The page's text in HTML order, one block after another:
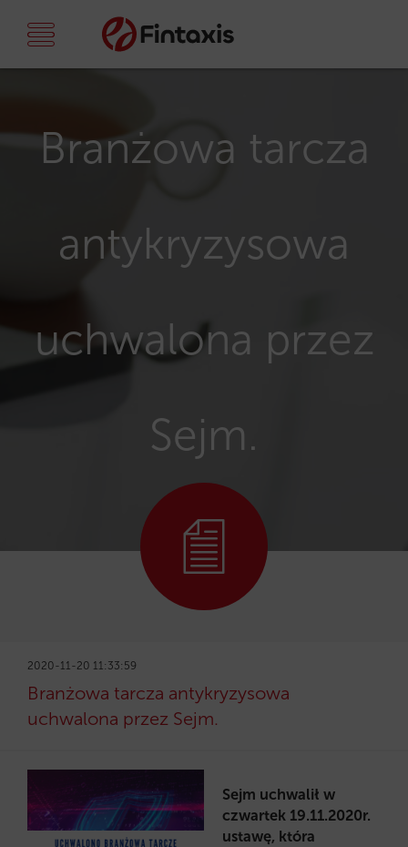
Branżowa tarcza
antykryzysowa
uchwalona przez
Sejm.
2020-11-20 11:33:59
Branżowa tarcza antykryzysowa
uchwalona przez Sejm.
Sejm uchwalił w
czwartek 19.11.2020r.
ustawę, która